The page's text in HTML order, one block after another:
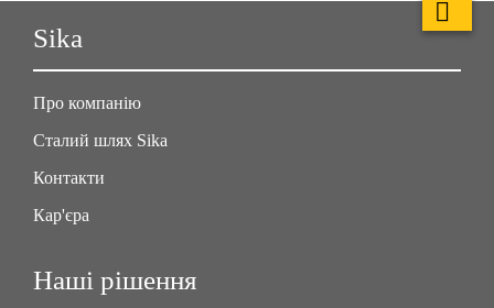
Sika
Про компанію
Сталий шлях Sika
Контакти
Кар'єра
Наші рішення